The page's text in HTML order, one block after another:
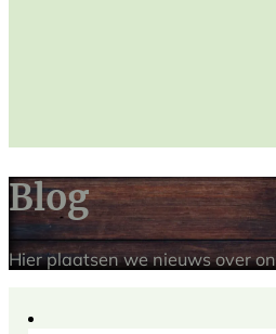
Blog
Hier plaatsen we nieuws over